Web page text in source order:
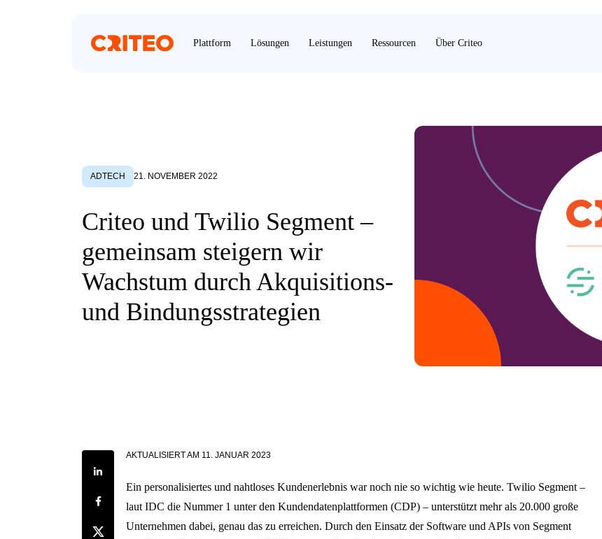
Plattform Lösungen Leistungen Ressourcen Über Criteo
ADTECH 21. NOVEMBER 2022
Criteo und Twilio Segment –
gemeinsam steigern wir
Wachstum durch Akquisitions-
und Bindungsstrategien
Share on LinkedIn
Share on Facebook
Share on Twitter
AKTUALISIERT AM 11. JANUAR 2023
Ein personalisiertes und nahtloses Kundenerlebnis war noch nie so wichtig wie heute. Twilio Segment –
laut IDC die Nummer 1 unter den Kundendatenplattformen (CDP) – unterstützt mehr als 20.000 große
Unternehmen dabei, genau das zu erreichen. Durch den Einsatz der Software und APIs von Segment